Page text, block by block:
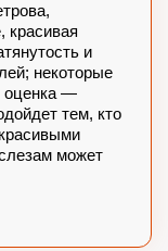
красивая
и
некоторые
оценка —
тем, кто
может